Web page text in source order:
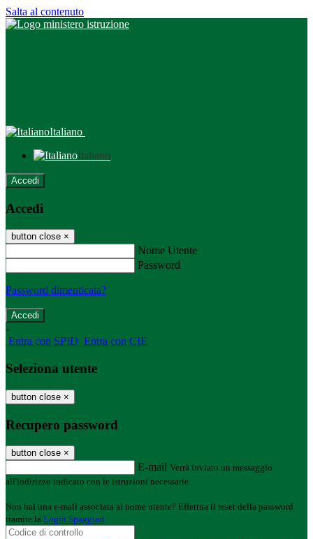
Salta al contenuto
Italiano
Italiano
Accedi
Accedi
button close ×
Nome Utente
Password
Password dimenticata?
-
Entra con SPID Entra con CIE
Seleziona utente
button close ×
Recupero password
button close ×
E-mail Verrà inviato un messaggio
all'indirizzo indicato con le istruzioni necessarie.
Non hai una e-mail associata al nome utente? Effettua il reset della password
tramite la Login Spaggiari